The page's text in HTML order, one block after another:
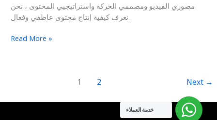
مصوري الفيديو ومصممي الحركة واستراتيجيي المحتوى ، نحن
نعرف كيفية إنتاج محتوى عاطفي وفعال.
Read More »
1 2 Next →
خدمة العملاء